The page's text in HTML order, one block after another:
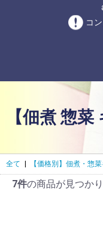
コ
【佃煮 惣
全て 【価格別】佃煮・惣菜
7件の商品が見つか